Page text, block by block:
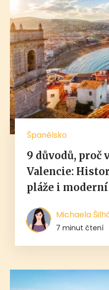
Španělsko
9 důvodů, proč
Valencie:
pláže i
Michaela
7 minut čtení